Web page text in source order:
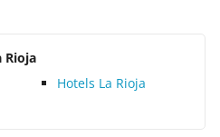
Rioja
Hotels La Rioja